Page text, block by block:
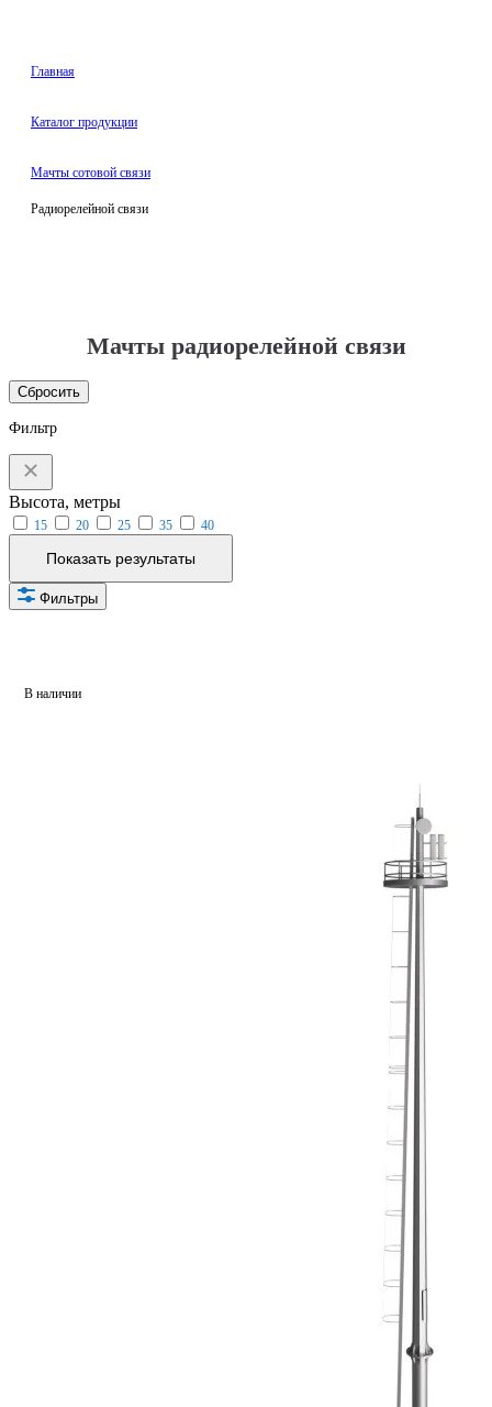
Главная
Каталог продукции
Мачты сотовой связи
Радиорелейной связи
Мачты радиорелейной связи
Сбросить
Фильтр
Высота, метры
15 20 25 35 40
Показать результаты
Фильтры
В наличии